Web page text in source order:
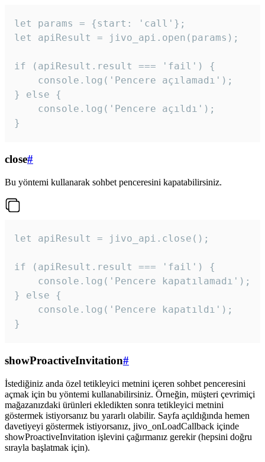
let params = {start: 'call'};
let apiResult = jivo_api.open(params);
if (apiResult.result === 'fail') {
    console.log('Pencere açılamadı');
} else {
    console.log('Pencere açıldı');
}
close#
Bu yöntemi kullanarak sohbet penceresini kapatabilirsiniz.
let apiResult = jivo_api.close();
if (apiResult.result === 'fail') {
    console.log('Pencere kapatılamadı');
} else {
    console.log('Pencere kapatıldı');
}
showProactiveInvitation#
İstediğiniz anda özel tetikleyici metnini içeren sohbet penceresini
açmak için bu yöntemi kullanabilirsiniz. Örneğin, müşteri çevrimiçi
mağazanızdaki ürünleri ekledikten sonra tetikleyici metnini
göstermek istiyorsanız bu yararlı olabilir. Sayfa açıldığında hemen
davetiyeyi göstermek istiyorsanız, jivo_onLoadCallback içinde
showProactiveInvitation işlevini çağırmanız gerekir (hepsini doğru
sırayla başlatmak için).